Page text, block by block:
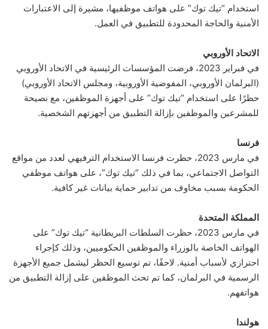
استخدام “تيك توك” على هواتف موظفيها، مشيرة إلى الاعتبارات
الأمنية والحاجة المحدودة للتطبيق في العمل.
الاتحاد الأوروبي
في فبراير 2023، فرضت المؤسسات الرئيسية في الاتحاد الأوروبي
(البرلمان الأوروبي، المفوضية الأوروبية، ومجلس الاتحاد الأوروبي)
حظرًا على استخدام “تيك توك” على أجهزة الموظفين، مع نصيحة
للمشرعين والموظفين بإزالة التطبيق من أجهزتهم الشخصية.
فرنسا
في مارس 2023، حظرت فرنسا الاستخدام الترفيهي لعدد من مواقع
التواصل الاجتماعي، بما في ذلك “تيك توك”، على هواتف موظفي
الحكومة بسبب مخاوف من تدابير حماية بيانات غير كافية.
المملكة المتحدة
في مارس 2023، حظرت السلطات البريطانية “تيك توك” على
الهواتف الخاصة بالوزراء والموظفين الحكوميين، وذلك كإجراء
احترازي لأسباب أمنية. لاحقًا، تم توسيع الحظر ليشمل جميع الأجهزة
الرسمية في البرلمان، كما تم تحث الموظفين على إزالة التطبيق من
هواتفهم.
هولندا